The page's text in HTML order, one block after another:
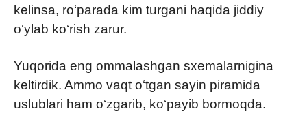
kelinsa, ro‘parada kim turgani haqida jiddiy
o‘ylab ko‘rish zarur.
Yuqorida eng ommalashgan sxemalarnigina
keltirdik. Ammo vaqt o‘tgan sayin piramida
uslublari ham o‘zgarib, ko‘payib bormoqda.